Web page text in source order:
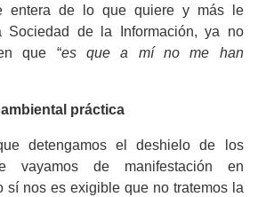
entera de lo que quiere y más le
Sociedad de la Información, ya no
que “es que a mí no me han
práctica
detengamos el deshielo de los
vayamos de manifestación en
sí nos es exigible que no tratemos la